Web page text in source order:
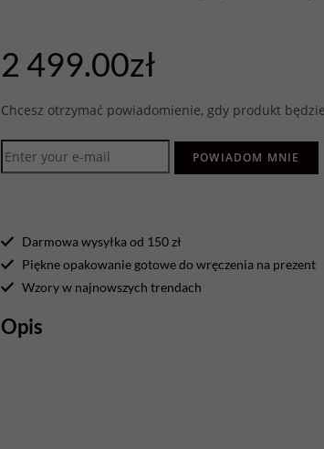
2 499.00zł
Chcesz otrzymać powiadomienie, gdy produkt
POWIADOM MNIE
Darmowa wysyłka od 150 zł
Piękne opakowanie gotowe do wręczenia na prezent
Wzory w najnowszych trendach
Opis